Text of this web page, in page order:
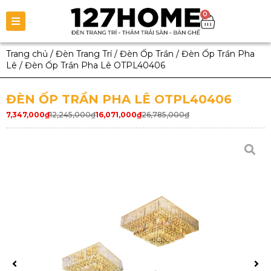
0
Trang chủ / Đèn Trang Trí/ Đèn Ốp Trần / Đèn Ốp Trần Pha
Lê / Đèn Ốp Trần Pha Lê OTPL40406
ĐÈN ỐP TRẦN PHA LÊ OTPL40406
12,245,000₫
7,347,000₫ 26,785,000₫
16,071,000₫